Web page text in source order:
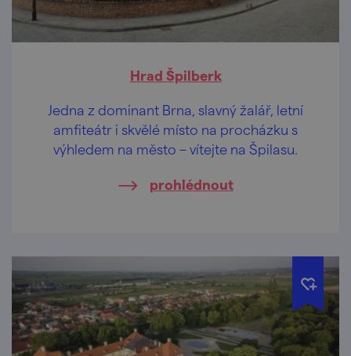
Hrad Špilberk
Jedna z dominant Brna, slavný žalář, letní
amfiteátr i skvělé místo na procházku s
výhledem na město – vítejte na Špilasu.
prohlédnout